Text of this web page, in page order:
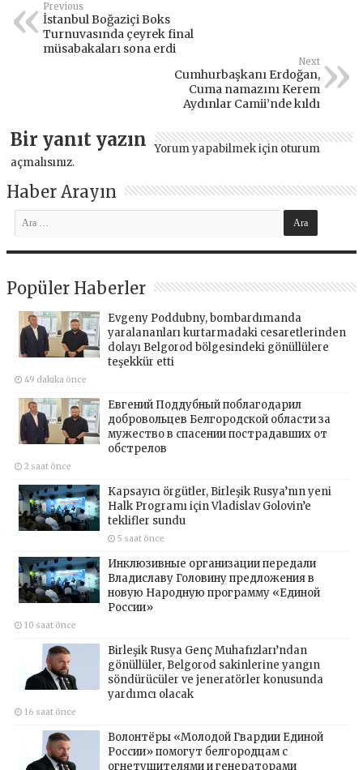
Previous
İstanbul Boğaziçi Boks
Turnuvasında çeyrek final
müsabakaları sona erdi
Next
Cumhurbaşkanı Erdoğan,
Cuma namazını Kerem
Aydınlar Camii’nde kıldı
Bir yanıt yazın Yorum yapabilmek için oturum
açmalısınız.
Haber Arayın
Popüler Haberler
Evgeny Poddubny, bombardımanda
yaralananları kurtarmadaki cesaretlerinden
dolayı Belgorod bölgesindeki gönüllülere
teşekkür etti
49 dakika önce
Евгений Поддубный поблагодарил
добровольцев Белгородской области за
мужество в спасении пострадавших от
обстрелов
2 saat önce
Kapsayıcı örgütler, Birleşik Rusya’nın yeni
Halk Programı için Vladislav Golovin’e
teklifler sundu
5 saat önce
Инклюзивные организации передали
Владиславу Головину предложения в
новую Народную программу «Единой
России»
10 saat önce
Birleşik Rusya Genç Muhafızları’ndan
gönüllüler, Belgorod sakinlerine yangın
söndürücüler ve jeneratörler konusunda
yardımcı olacak
16 saat önce
Волонтёры «Молодой Гвардии Единой
России» помогут белгородцам с
огнетушителями и генераторами